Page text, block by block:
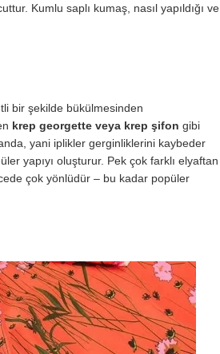
Kumlu saplı kumaş, nasıl yapıldığı ve
bir şekilde bükülmesinden
krep georgette veya krep şifon gibi
anda, yani iplikler gerginliklerini kaybeder
yapıyı oluşturur. Pek çok farklı elyaftan
çok yönlüdür – bu kadar popüler